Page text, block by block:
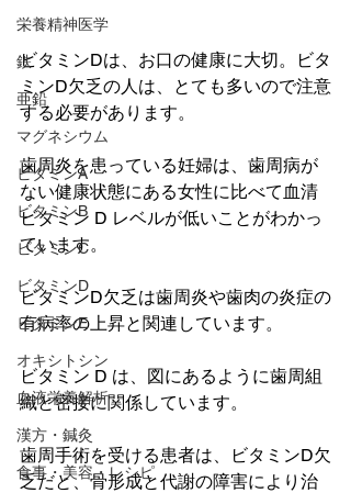
栄養精神医学
鉄
亜鉛
マグネシウム
ビタミンA
ビタミンB
ビタミンC
ビタミンD
ビタミンE
オキシトシン
血液栄養解析
漢方・鍼灸
食事・美容・レシピ
ビタミンDは、お口の健康に大切。ビタ
ミンD欠乏の人は、とても多いので注意
する必要があります。
歯周炎を患っている妊婦は、歯周病が
ない健康状態にある女性に比べて血清
ビタミン D レベルが低いことがわかっ
ています。
ビタミンD欠乏は歯周炎や歯肉の炎症の
有病率の上昇と関連しています。
ビタミン D は、図にあるように歯周組
織と密接に関係しています。
歯周手術を受ける患者は、ビタミンD欠
乏だと、骨形成と代謝の障害により治